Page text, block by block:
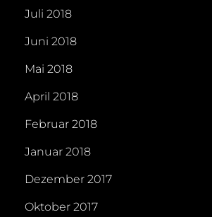
Juli 2018
Juni 2018
Mai 2018
April 2018
Februar 2018
Januar 2018
Dezember 2017
Oktober 2017